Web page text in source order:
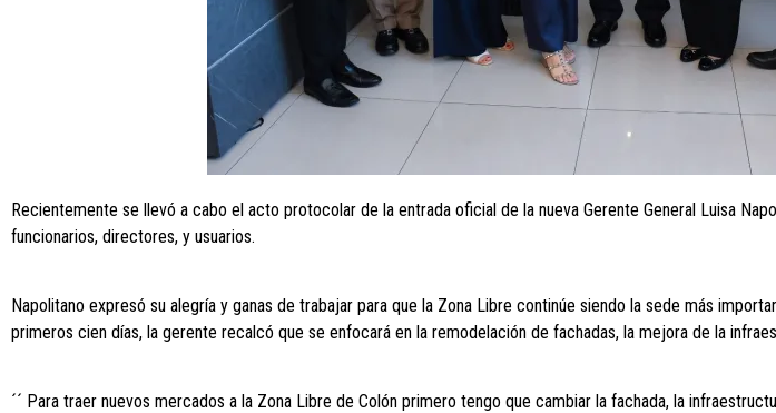
Recientemente se llevó a cabo el acto protocolar de la entrada oficial de la nueva Gerente General Luisa
funcionarios, directores, y usuarios.
Napolitano expresó su alegría y ganas de trabajar para que la Zona Libre continúe siendo la sede más
primeros cien días, la gerente recalcó que se enfocará en la remodelación de fachadas, la mejora de la
´´ Para traer nuevos mercados a la Zona Libre de Colón primero tengo que cambiar la fachada, la